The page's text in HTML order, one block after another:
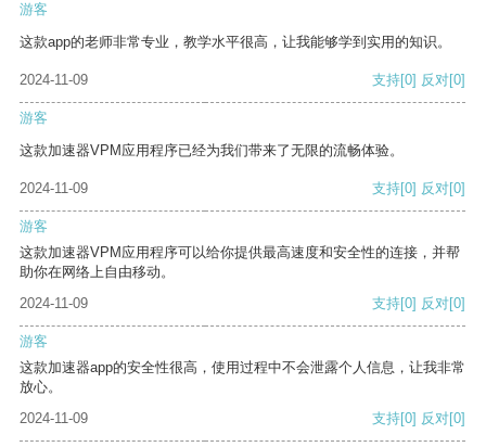
游客
这款app的老师非常专业，教学水平很高，让我能够学到实用的知识。
2024-11-09 支持[0] 反对[0]
游客
这款加速器VPM应用程序已经为我们带来了无限的流畅体验。
2024-11-09 支持[0] 反对[0]
游客
这款加速器VPM应用程序可以给你提供最高速度和安全性的连接，并帮
助你在网络上自由移动。
2024-11-09
支持[0] 反对[0]
游客
这款加速器app的安全性很高，使用过程中不会泄露个人信息，让我非常
放心。
2024-11-09
支持[0] 反对[0]